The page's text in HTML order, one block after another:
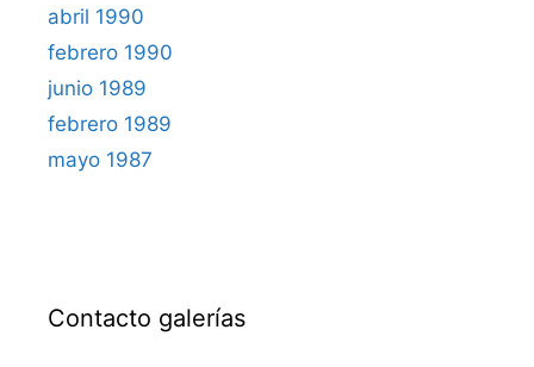
abril 1990
febrero 1990
junio 1989
febrero 1989
mayo 1987
Contacto galerías